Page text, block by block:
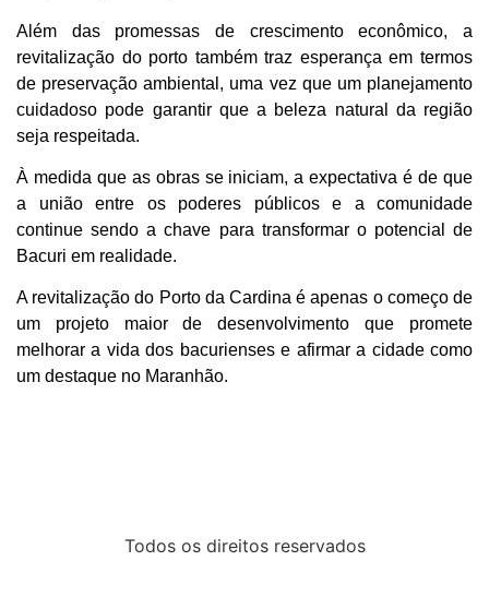
Além das promessas de crescimento econômico, a
revitalização do porto também traz esperança em termos
de preservação ambiental, uma vez que um planejamento
cuidadoso pode garantir que a beleza natural da região
seja respeitada.
À medida que as obras se iniciam, a expectativa é de que
a união entre os poderes públicos e a comunidade
continue sendo a chave para transformar o potencial de
Bacuri em realidade.
A revitalização do Porto da Cardina é apenas o começo de
um projeto maior de desenvolvimento que promete
melhorar a vida dos bacurienses e afirmar a cidade como
um destaque no Maranhão.
Todos os direitos reservados